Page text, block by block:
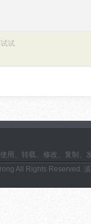
试
用、转载、修改、复制
All Rights Reserved.